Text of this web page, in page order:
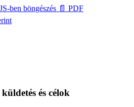
ben böngészés 📄 PDF
és célok